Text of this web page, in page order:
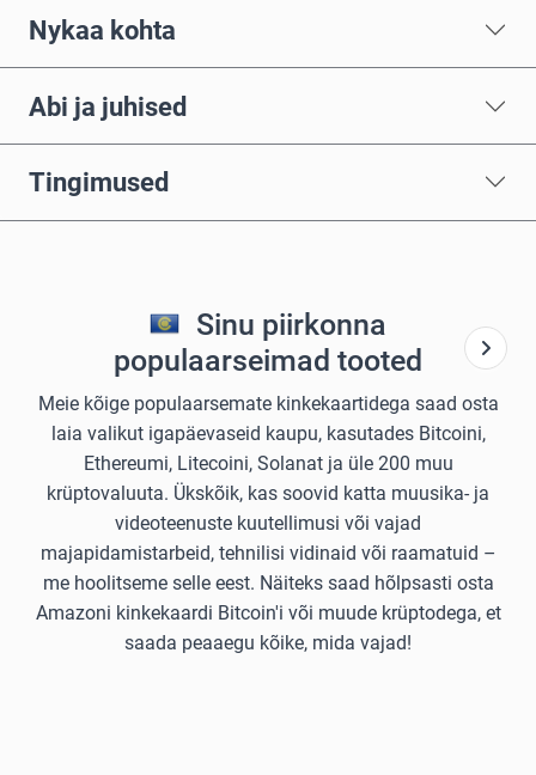
Nykaa kohta
Abi ja juhised
Tingimused
Sinu piirkonna
populaarseimad tooted
Meie kõige populaarsemate kinkekaartidega saad osta
laia valikut igapäevaseid kaupu, kasutades Bitcoini,
Ethereumi, Litecoini, Solanat ja üle 200 muu
krüptovaluuta. Ükskõik, kas soovid katta muusika- ja
videoteenuste kuutellimusi või vajad
majapidamistarbeid, tehnilisi vidinaid või raamatuid –
me hoolitseme selle eest. Näiteks saad hõlpsasti osta
Amazoni kinkekaardi Bitcoin'i või muude krüptodega, et
saada peaaegu kõike, mida vajad!